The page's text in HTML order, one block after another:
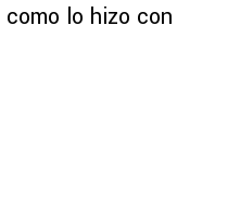
lo hizo con